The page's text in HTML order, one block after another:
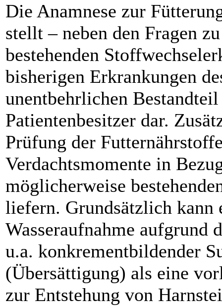
Die Anamnese zur
stellt – neben den Fragen
bestehenden
bisherigen Erkrankungen
unentbehrlichen
Patientenbesitzer dar.
Prüfung der
Verdachtsmomente in
möglicherweise
liefern. Grundsätzlich kann
Wasseraufnahme aufgrund
u.a. konkrementbildender
(Übersättigung) als eine
zur Entstehung von